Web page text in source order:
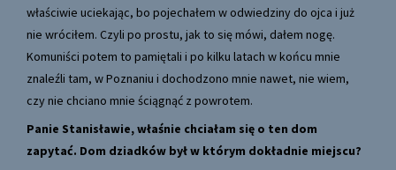
właściwie uciekając, bo pojechałem w odwiedziny do ojca i już
nie wróciłem. Czyli po prostu, jak to się mówi, dałem nogę.
Komuniści potem to pamiętali i po kilku latach w końcu mnie
znaleźli tam, w Poznaniu i dochodzono mnie nawet, nie wiem,
czy nie chciano mnie ściągnąć z powrotem.
Panie Stanisławie, właśnie chciałam się o ten dom
zapytać. Dom dziadków był w którym dokładnie miejscu?